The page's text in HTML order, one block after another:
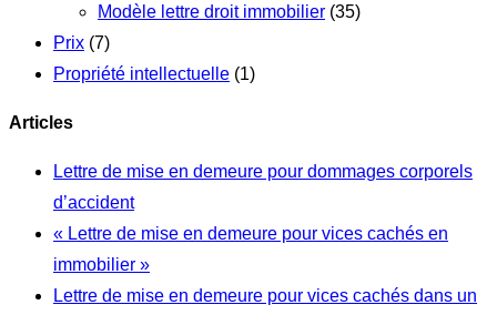
Modèle lettre droit immobilier (35)
Prix (7)
Propriété intellectuelle (1)
Articles
Lettre de mise en demeure pour dommages corporels
d’accident
« Lettre de mise en demeure pour vices cachés en
immobilier »
Lettre de mise en demeure pour vices cachés dans un